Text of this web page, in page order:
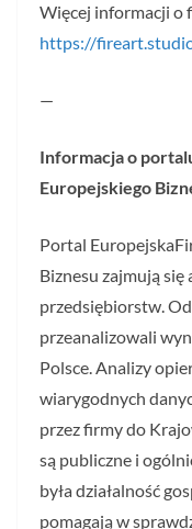
Więcej informacji o
https://
—
Informacja o
Europejskiego
Portal
Biznesu zajmują
przedsiębiorstw.
przeanalizowali
Polsce. Analizy
wiarygodnych
przez firmy do
są publiczne i
była działalność
pomagają w